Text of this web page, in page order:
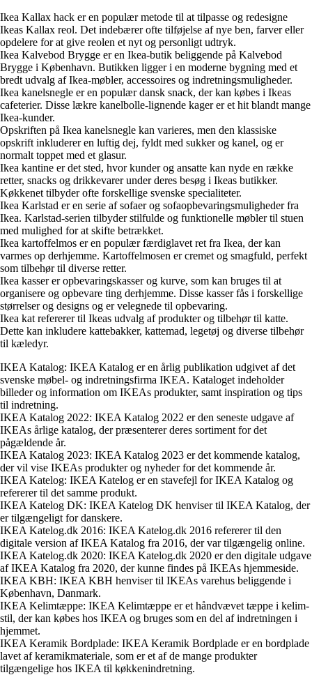
Ikea Kallax hack er en populær metode til at tilpasse og redesigne
Ikeas Kallax reol. Det indebærer ofte tilføjelse af nye ben, farver eller
opdelere for at give reolen et nyt og personligt udtryk.
Ikea Kalvebod Brygge er en Ikea-butik beliggende på Kalvebod
Brygge i København. Butikken ligger i en moderne bygning med et
bredt udvalg af Ikea-møbler, accessoires og indretningsmuligheder.
Ikea kanelsnegle er en populær dansk snack, der kan købes i Ikeas
cafeterier. Disse lækre kanelbolle-lignende kager er et hit blandt mange
Ikea-kunder.
Opskriften på Ikea kanelsnegle kan varieres, men den klassiske
opskrift inkluderer en luftig dej, fyldt med sukker og kanel, og er
normalt toppet med et glasur.
Ikea kantine er det sted, hvor kunder og ansatte kan nyde en række
retter, snacks og drikkevarer under deres besøg i Ikeas butikker.
Køkkenet tilbyder ofte forskellige svenske specialiteter.
Ikea Karlstad er en serie af sofaer og sofaopbevaringsmuligheder fra
Ikea. Karlstad-serien tilbyder stilfulde og funktionelle møbler til stuen
med mulighed for at skifte betrækket.
Ikea kartoffelmos er en populær færdiglavet ret fra Ikea, der kan
varmes op derhjemme. Kartoffelmosen er cremet og smagfuld, perfekt
som tilbehør til diverse retter.
Ikea kasser er opbevaringskasser og kurve, som kan bruges til at
organisere og opbevare ting derhjemme. Disse kasser fås i forskellige
størrelser og designs og er velegnede til opbevaring.
Ikea kat refererer til Ikeas udvalg af produkter og tilbehør til katte.
Dette kan inkludere kattebakker, kattemad, legetøj og diverse tilbehør
til kæledyr.
IKEA Katalog: IKEA Katalog er en årlig publikation udgivet af det
svenske møbel- og indretningsfirma IKEA. Kataloget indeholder
billeder og information om IKEAs produkter, samt inspiration og tips
til indretning.
IKEA Katalog 2022: IKEA Katalog 2022 er den seneste udgave af
IKEAs årlige katalog, der præsenterer deres sortiment for det
pågældende år.
IKEA Katalog 2023: IKEA Katalog 2023 er det kommende katalog,
der vil vise IKEAs produkter og nyheder for det kommende år.
IKEA Katelog: IKEA Katelog er en stavefejl for IKEA Katalog og
refererer til det samme produkt.
IKEA Katelog DK: IKEA Katelog DK henviser til IKEA Katalog, der
er tilgængeligt for danskere.
IKEA Katelog.dk 2016: IKEA Katelog.dk 2016 refererer til den
digitale version af IKEA Katalog fra 2016, der var tilgængelig online.
IKEA Katelog.dk 2020: IKEA Katelog.dk 2020 er den digitale udgave
af IKEA Katalog fra 2020, der kunne findes på IKEAs hjemmeside.
IKEA KBH: IKEA KBH henviser til IKEAs varehus beliggende i
København, Danmark.
IKEA Kelimtæppe: IKEA Kelimtæppe er et håndvævet tæppe i kelim-
stil, der kan købes hos IKEA og bruges som en del af indretningen i
hjemmet.
IKEA Keramik Bordplade: IKEA Keramik Bordplade er en bordplade
lavet af keramikmateriale, som er et af de mange produkter
tilgængelige hos IKEA til køkkenindretning.